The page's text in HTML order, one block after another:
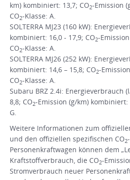
km) kombiniert: 13,7; CO2-Emission
CO2-Klasse: A.
SOLTERRA MJ23 (160 kW):
kombiniert: 16,0 - 17,9; CO2-
CO2-Klasse: A.
SOLTERRA MJ26 (252 kW):
kombiniert: 14,6 – 15,8; CO2-
CO2-Klasse: A.
Subaru BRZ 2.4i: Energieverbrauch
8,8; CO2-Emission (g/km) kombiniert:
G.
Weitere Informationen zum
und den offiziellen spezifischen CO2
Personenkraftwagen können dem
Kraftstoffverbrauch, die CO2-
Stromverbrauch neuer